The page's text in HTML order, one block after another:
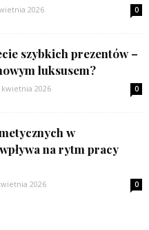
2026 0
szybkich prezentów –
luksusem?
kwietnia 2026 0
w
na rytm pracy
2026 0